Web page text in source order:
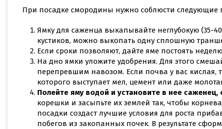
При посадке смородины нужно соблюсти следующие
Ямку для саженца выкапывайте неглубокую (35-
кустиков, можно выкопать одну сплошную
Если сроки позволяют, дайте яме постоять
На дно ямки уложите удобрения. Для этого
перепревшим навозом. Если почва у вас кислая,
которого выступает мел, цемент или даже
Полейте яму водой и установите в нее саженец,
корешки и засыпьте их землей так, чтобы
посадки создаст лучшие условия для роста
побегов из закопанных почек. В результате